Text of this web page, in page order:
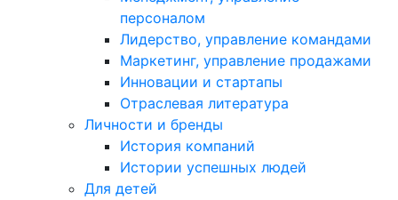
персоналом
Лидерство, управление командами
Маркетинг, управление продажами
Инновации и стартапы
Отраслевая литература
Личности и бренды
История компаний
Истории успешных людей
Для детей